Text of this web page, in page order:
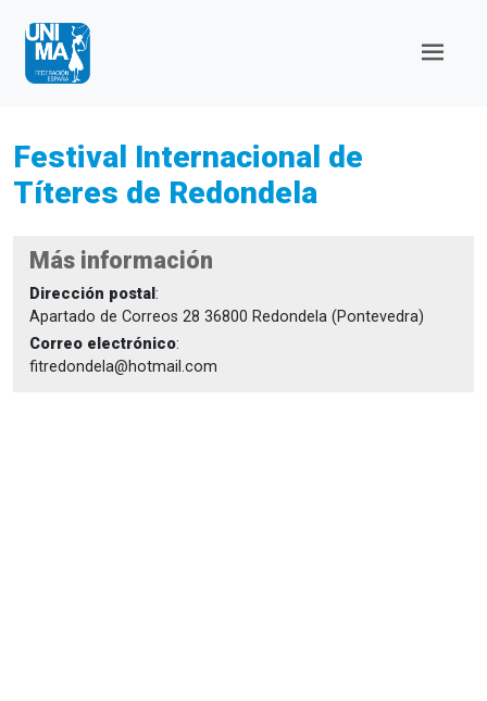
Festival Internacional de
Títeres de Redondela
Más información
Dirección postal :
Apartado de Correos 28 36800 Redondela (Pontevedra)
Correo electrónico:
fitredondela@hotmail.com